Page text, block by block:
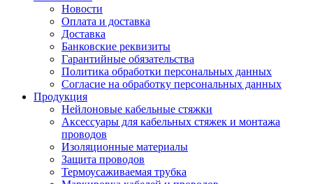
Новости
Оплата и доставка
Доставка
Банковские реквизиты
Гарантийные обязательства
Политика обработки персональных данных
Согласие на обработку персональных данных
Продукция
Нейлоновые кабельные стяжки
Аксессуары для кабельных стяжек и монтажа
проводов
Изоляционные материалы
Защита проводов
Термоусаживаемая трубка